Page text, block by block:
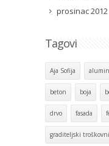
prosinac 2012
Tagovi
Aja Sofija
beton boja
drvo fasada
graditeljski